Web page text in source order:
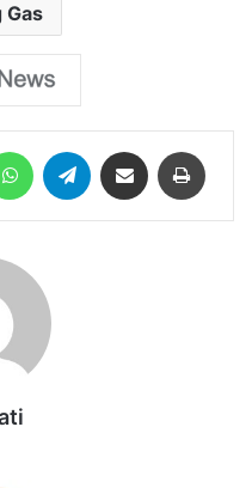
Gas
WhatsAppTelegram Share via Email